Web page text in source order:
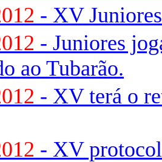
- XV
- Juniores
ao Tubarão.
- XV terá o
- XV